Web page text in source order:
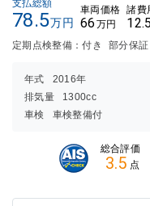
支払総額
78.5万円
車両価格
66 万円
諸費
12.5
定期点検整備：付き 部分保証
年式 2016年
排気量
1300cc
車検
車検整備付
総合評価
3.5 点